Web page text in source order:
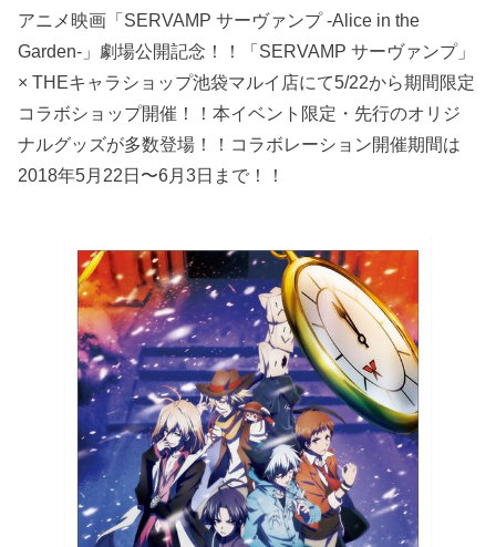
アニメ映画「SERVAMP サーヴァンプ -Alice in the
Garden-」劇場公開記念！！「SERVAMP サーヴァンプ」
× THEキャラショップ池袋マルイ店にて5/22から期間限定
コラボショップ開催！！本イベント限定・先行のオリジ
ナルグッズが多数登場！！コラボレーション開催期間は
2018年5月22日〜6月3日まで！！